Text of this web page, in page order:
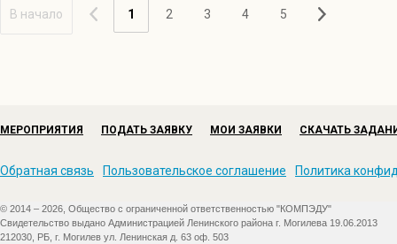
В начало 1 2 3 4 5
МЕРОПРИЯТИЯ ПОДАТЬ ЗАЯВКУ МОИ ЗАЯВКИ СКАЧАТЬ
Обратная связь Пользовательское соглашение Политика
© 2014 – 2026, Общество с ограниченной ответственностью "КОМПЭДУ"
Свидетельство выдано Администрацией Ленинского района г. Могилева 19.06.2013
212030, РБ, г. Могилев ул. Ленинская д. 63 оф. 503